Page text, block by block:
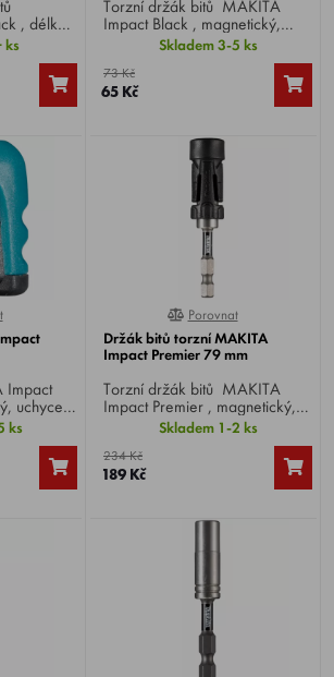
, délka
1/4".
ks
Torzní držák bitů MAKITA
Impact Black , magnetický,
délka 60 mm, uchycení HEX
Skladem 3-5 ks
73 Kč
65 Kč
Impact
uchycení
ks
0%
Porovnat
Držák bitů torzní MAKITA
Impact Premier 79 mm
Torzní držák bitů MAKITA
Impact Premier , magnetický,
délka 79 mm, uchycení HEX
Skladem 1-2 ks
234 Kč
189 Kč